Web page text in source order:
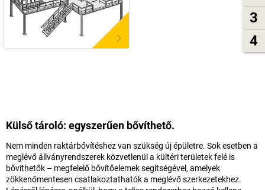
3
4
Külső tároló: egyszerűen bővíthető.
Nem minden raktárbővítéshez van szükség új épületre. Sok esetben a
meglévő állványrendszerek közvetlenül a kültéri területek felé is
bővíthetők – megfelelő bővítőelemek segítségével, amelyek
zökkenőmentesen csatlakoztathatók a meglévő szerkezetekhez.